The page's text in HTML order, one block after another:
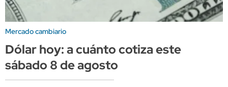
Mercado cambiario
Dólar hoy: a cuánto cotiza este
sábado 8 de agosto